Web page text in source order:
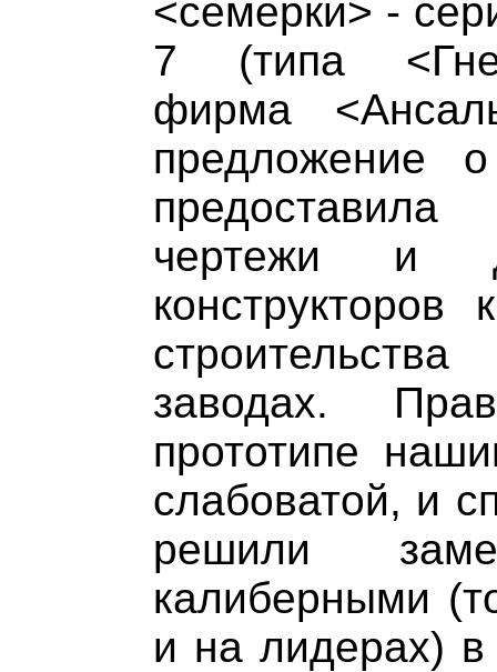
<семерки> -
7 (типа
фирма
предложение
чертежи и
конструкторов
заводах.
прототипе
слабоватой, и
решили
калиберными
и на лидерах) в